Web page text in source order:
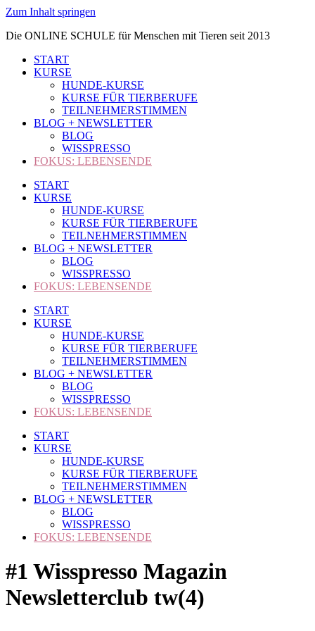
Zum Inhalt springen
Die ONLINE SCHULE für Menschen mit Tieren seit 2013
START
KURSE
HUNDE-KURSE
KURSE FÜR TIERBERUFE
TEILNEHMERSTIMMEN
BLOG + NEWSLETTER
BLOG
WISSPRESSO
FOKUS: LEBENSENDE
START
KURSE
HUNDE-KURSE
KURSE FÜR TIERBERUFE
TEILNEHMERSTIMMEN
BLOG + NEWSLETTER
BLOG
WISSPRESSO
FOKUS: LEBENSENDE
START
KURSE
HUNDE-KURSE
KURSE FÜR TIERBERUFE
TEILNEHMERSTIMMEN
BLOG + NEWSLETTER
BLOG
WISSPRESSO
FOKUS: LEBENSENDE
START
KURSE
HUNDE-KURSE
KURSE FÜR TIERBERUFE
TEILNEHMERSTIMMEN
BLOG + NEWSLETTER
BLOG
WISSPRESSO
FOKUS: LEBENSENDE
#1 Wisspresso Magazin
Newsletterclub tw(4)